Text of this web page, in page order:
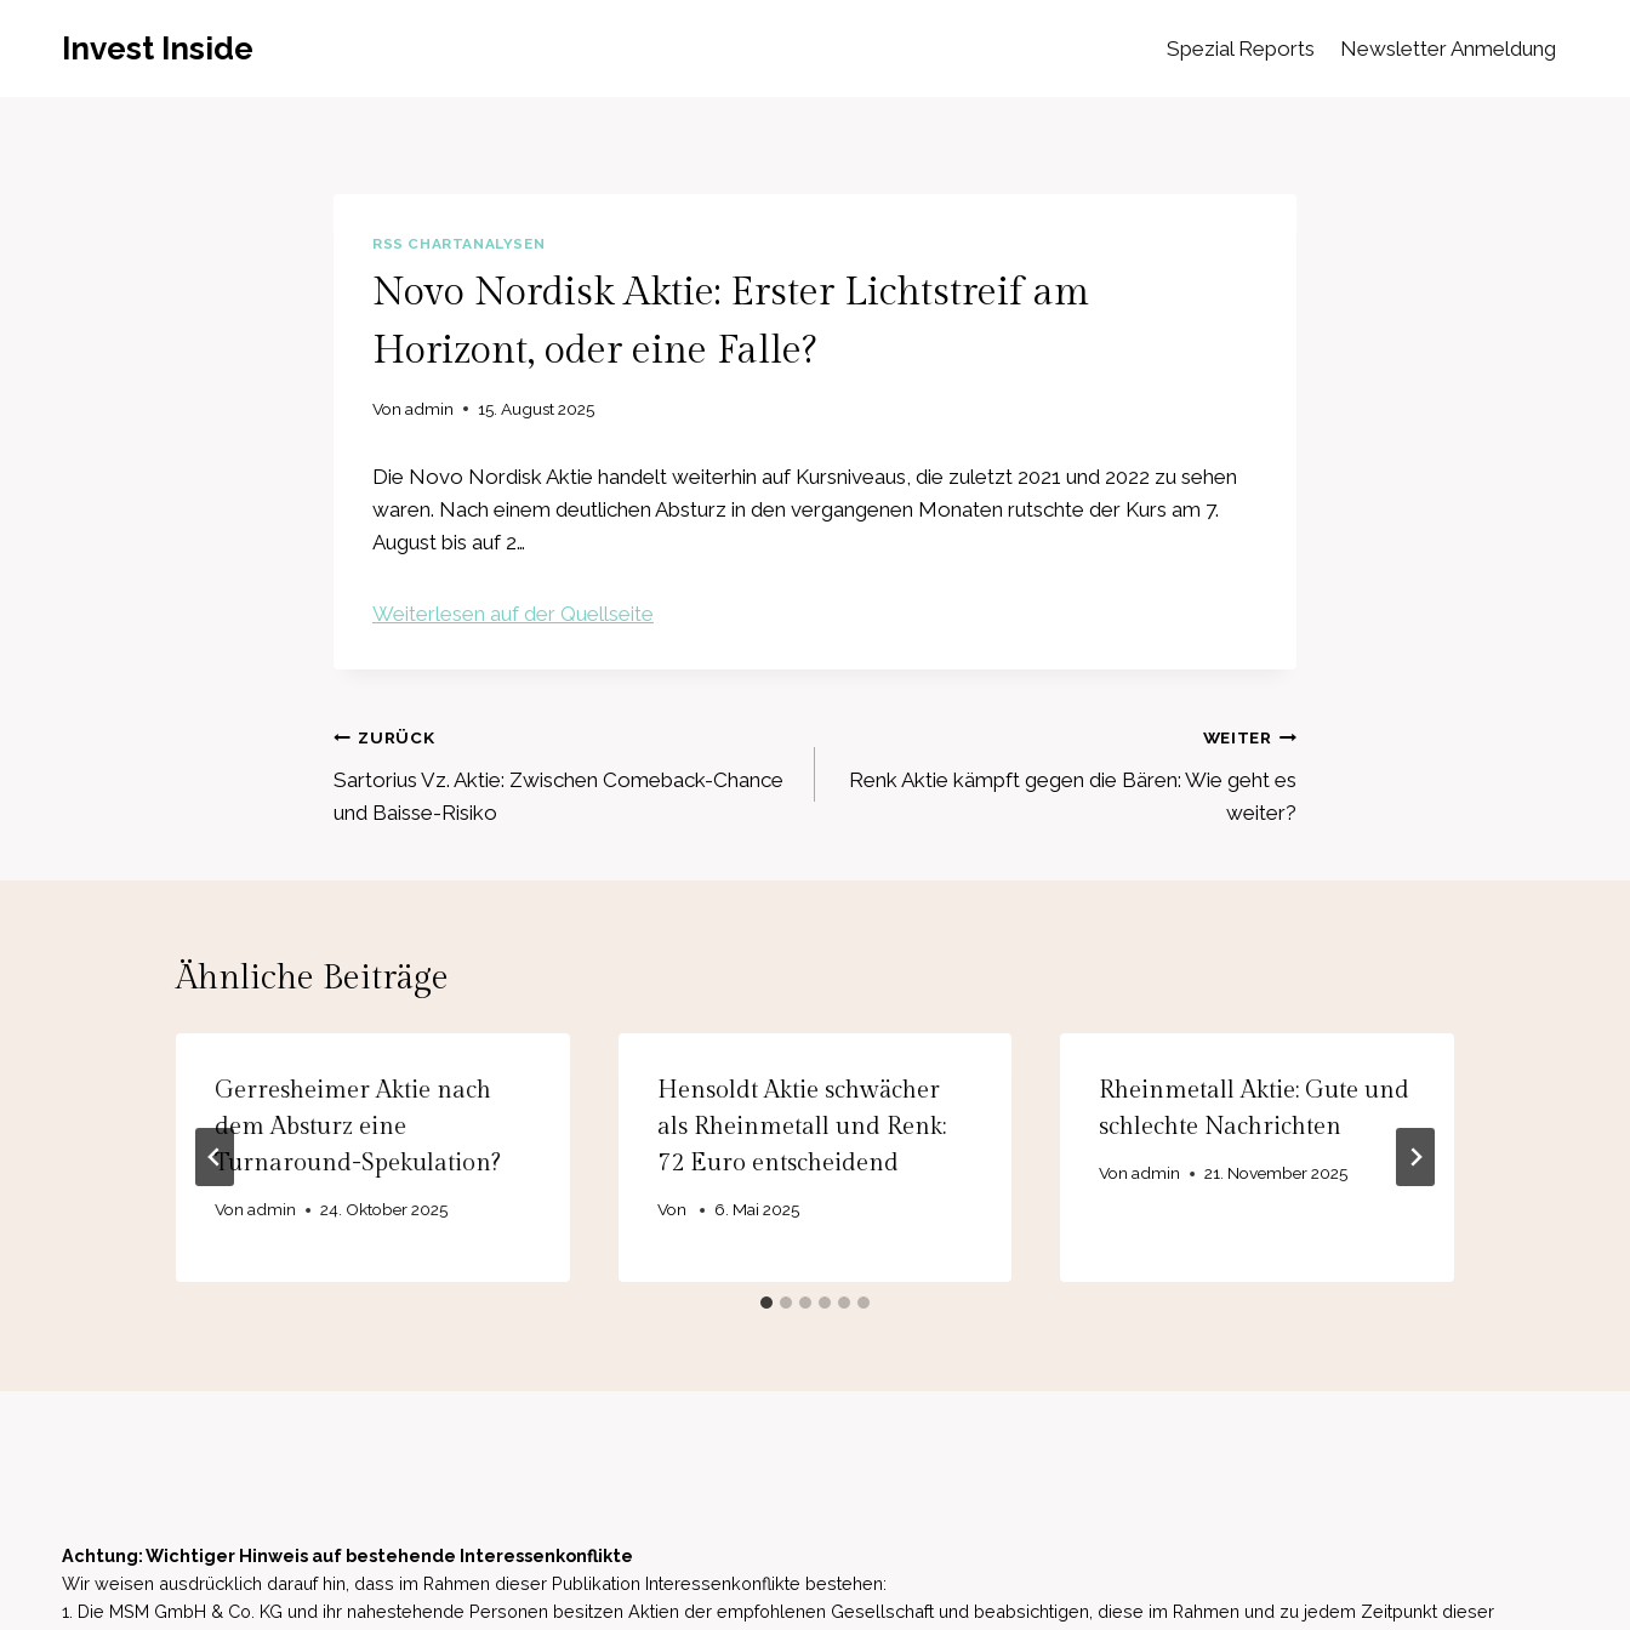
Invest Inside Spezial Reports Newsletter Anmeldung
RSS CHARTANALYSEN
Novo Nordisk Aktie: Erster Lichtstreif am
Horizont, oder eine Falle?
Von admin 15. August 2025
Die Novo Nordisk Aktie handelt weiterhin auf Kursniveaus, die zuletzt 2021 und 2022 zu sehen
waren. Nach einem deutlichen Absturz in den vergangenen Monaten rutschte der Kurs am 7.
August bis auf 2…
Weiterlesen auf der Quellseite
Beitragsnavigation
ZURÜCK
Sartorius Vz. Aktie: Zwischen Comeback-Chance
und Baisse-Risiko
WEITER
Renk Aktie kämpft gegen die Bären: Wie geht es
weiter?
Ähnliche Beiträge
Gerresheimer Aktie nach
dem Absturz eine
Turnaround-Spekulation?
Von admin 24. Oktober 2025
Hensoldt Aktie schwächer
als Rheinmetall und Renk:
72 Euro entscheidend
Von 6. Mai 2025
Rheinmetall Aktie: Gute und
schlechte Nachrichten
Von admin 21. November 2025
Achtung: Wichtiger Hinweis auf bestehende Interessenkonflikte
Wir weisen ausdrücklich darauf hin, dass im Rahmen dieser Publikation Interessenkonflikte bestehen:
1. Die MSM GmbH & Co. KG und ihr nahestehende Personen besitzen Aktien der empfohlenen Gesellschaft und beabsichtigen, diese im Rahmen und zu jedem Zeitpunkt dieser